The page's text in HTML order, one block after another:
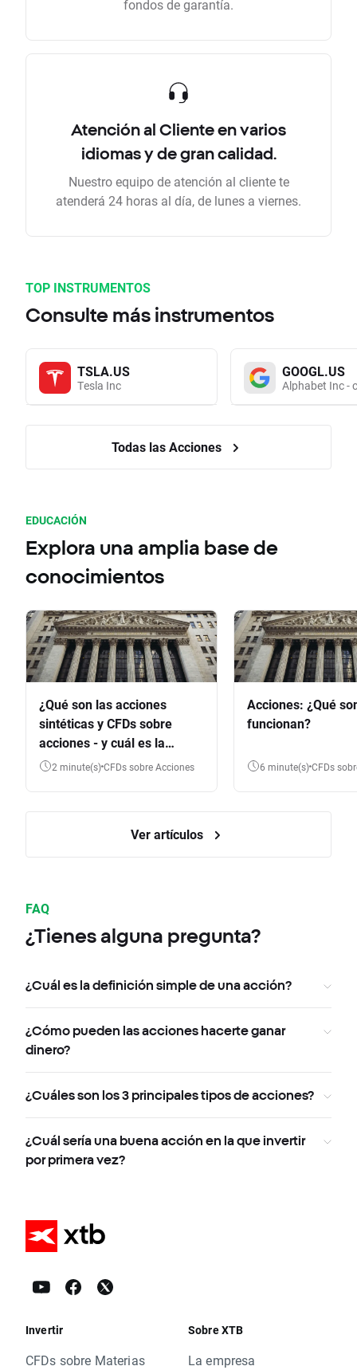
fondos de garantía.
Atención al Cliente en varios
idiomas y de gran calidad.
Nuestro equipo de atención al cliente te
atenderá 24 horas al día, de lunes a viernes.
TOP INSTRUMENTOS
Consulte más instrumentos
TSLA.US
Tesla Inc
GOOGL.US
Alphabet Inc -
Todas las Acciones
EDUCACIÓN
Explora una amplia base de
conocimientos
¿Qué son las acciones
sintéticas y CFDs sobre
acciones - y cuál es la
diferencia?
2 minute(s) CFDs sobre Acciones
Acciones: ¿Qué
funcionan?
6 minute(s) CFDs
Ver artículos
FAQ
¿Tienes alguna pregunta?
¿Cuál es la definición simple de una acción?
¿Cómo pueden las acciones hacerte ganar
dinero?
¿Cuáles son los 3 principales tipos de acciones?
¿Cuál sería una buena acción en la que invertir
por primera vez?
Invertir
CFDs sobre Materias
Sobre XTB
La empresa